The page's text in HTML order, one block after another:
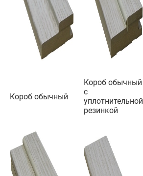
Короб обычный
Короб обычный
с
уплотнительной
резинкой